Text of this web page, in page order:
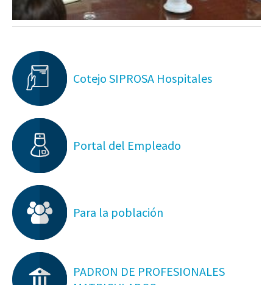
Cotejo SIPROSA Hospitales
Portal del Empleado
Para la población
PADRON DE PROFESIONALES